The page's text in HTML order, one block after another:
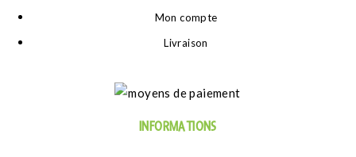
Mon compte
Livraison
INFORMATIONS